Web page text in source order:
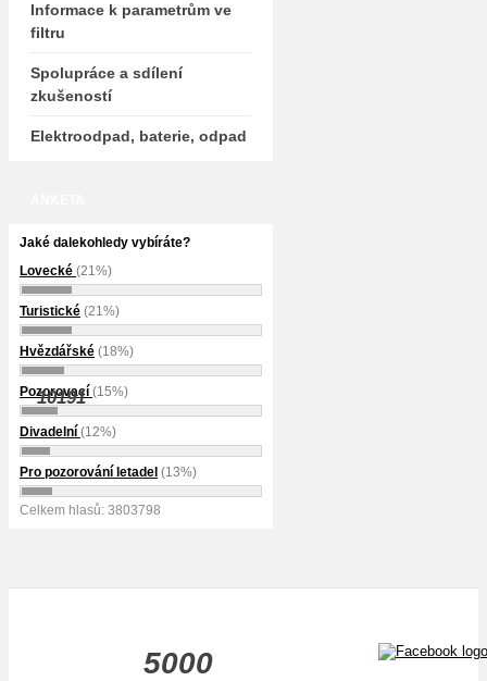
Informace k parametrům ve
filtru
Spolupráce a sdílení
zkušeností
Elektroodpad, baterie, odpad
Jaké dalekohledy vybíráte?
Lovecké (21%)
Turistické (21%)
Hvězdářské (18%)
Pozorovací (15%)
Divadelní (12%)
Pro pozorování letadel (13%)
Celkem hlasů: 3803798
5000
10191